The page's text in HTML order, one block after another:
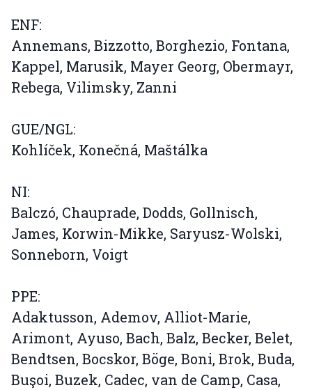
ENF:
Annemans, Bizzotto, Borghezio, Fontana,
Kappel, Marusik, Mayer Georg, Obermayr,
Rebega, Vilimsky, Zanni
GUE/NGL:
Kohlíček, Konečná, Maštálka
NI:
Balczó, Chauprade, Dodds, Gollnisch,
James, Korwin-Mikke, Saryusz-Wolski,
Sonneborn, Voigt
PPE:
Adaktusson, Ademov, Alliot-Marie,
Arimont, Ayuso, Bach, Balz, Becker, Belet,
Bendtsen, Bocskor, Böge, Boni, Brok, Buda,
Buşoi, Buzek, Cadec, van de Camp, Casa,